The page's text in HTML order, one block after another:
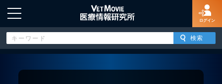
ログイン